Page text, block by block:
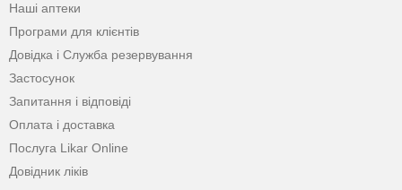
Наші аптеки
Програми для клієнтів
Довідка і Служба резервування
Застосунок
Запитання і відповіді
Оплата і доставка
Послуга Likar Online
Довідник ліків